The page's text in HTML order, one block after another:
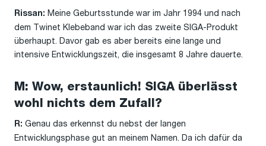
Rissan: Meine Geburtsstunde war im Jahr 1994 und nach
dem Twinet Klebeband war ich das zweite SIGA-Produkt
überhaupt. Davor gab es aber bereits eine lange und
intensive Entwicklungszeit, die insgesamt 8 Jahre dauerte.
M: Wow, erstaunlich! SIGA überlässt
wohl nichts dem Zufall?
R: Genau das erkennst du nebst der langen
Entwicklungsphase gut an meinem Namen. Da ich dafür da